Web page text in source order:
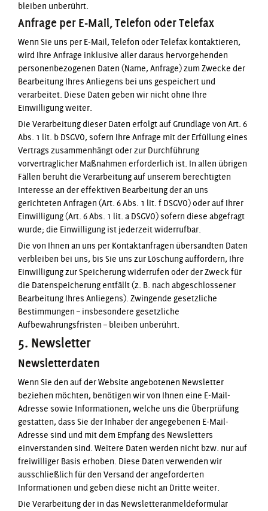
bleiben unberührt.
Anfrage per E-Mail, Telefon oder Telefax
Wenn Sie uns per E-Mail, Telefon oder Telefax kontaktieren,
wird Ihre Anfrage inklusive aller daraus hervorgehenden
personenbezogenen Daten (Name, Anfrage) zum Zwecke der
Bearbeitung Ihres Anliegens bei uns gespeichert und
verarbeitet. Diese Daten geben wir nicht ohne Ihre
Einwilligung weiter.
Die Verarbeitung dieser Daten erfolgt auf Grundlage von Art. 6
Abs. 1 lit. b DSGVO, sofern Ihre Anfrage mit der Erfüllung eines
Vertrags zusammenhängt oder zur Durchführung
vorvertraglicher Maßnahmen erforderlich ist. In allen übrigen
Fällen beruht die Verarbeitung auf unserem berechtigten
Interesse an der effektiven Bearbeitung der an uns
gerichteten Anfragen (Art. 6 Abs. 1 lit. f DSGVO) oder auf Ihrer
Einwilligung (Art. 6 Abs. 1 lit. a DSGVO) sofern diese abgefragt
wurde; die Einwilligung ist jederzeit widerrufbar.
Die von Ihnen an uns per Kontaktanfragen übersandten Daten
verbleiben bei uns, bis Sie uns zur Löschung auffordern, Ihre
Einwilligung zur Speicherung widerrufen oder der Zweck für
die Datenspeicherung entfällt (z. B. nach abgeschlossener
Bearbeitung Ihres Anliegens). Zwingende gesetzliche
Bestimmungen – insbesondere gesetzliche
Aufbewahrungsfristen – bleiben unberührt.
5. Newsletter
Newsletter­daten
Wenn Sie den auf der Website angebotenen Newsletter
beziehen möchten, benötigen wir von Ihnen eine E-Mail-
Adresse sowie Informationen, welche uns die Überprüfung
gestatten, dass Sie der Inhaber der angegebenen E-Mail-
Adresse sind und mit dem Empfang des Newsletters
einverstanden sind. Weitere Daten werden nicht bzw. nur auf
freiwilliger Basis erhoben. Diese Daten verwenden wir
ausschließlich für den Versand der angeforderten
Informationen und geben diese nicht an Dritte weiter.
Die Verarbeitung der in das Newsletteranmeldeformular